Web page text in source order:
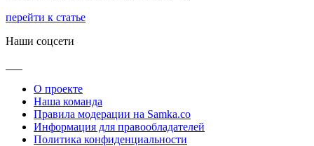
перейти к статье
Наши соцсети
О проекте
Наша команда
Правила модерации на Samka.co
Информация для правообладателей
Политика конфиденциальности